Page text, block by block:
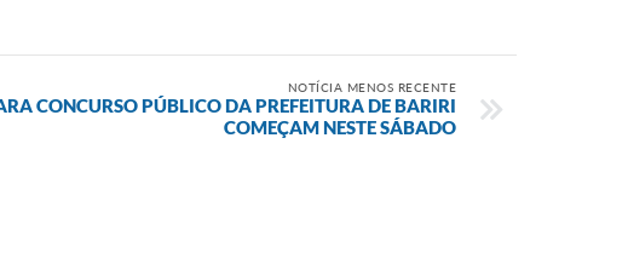
NOTÍCIA MENOS RECENTE
CONCURSO PÚBLICO DA PREFEITURA DE BARIRI
COMEÇAM NESTE SÁBADO